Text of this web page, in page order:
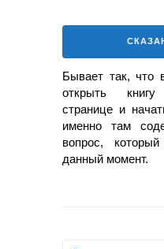
Бывает так, что
открыть
странице и
именно там
вопрос,
данный момент.